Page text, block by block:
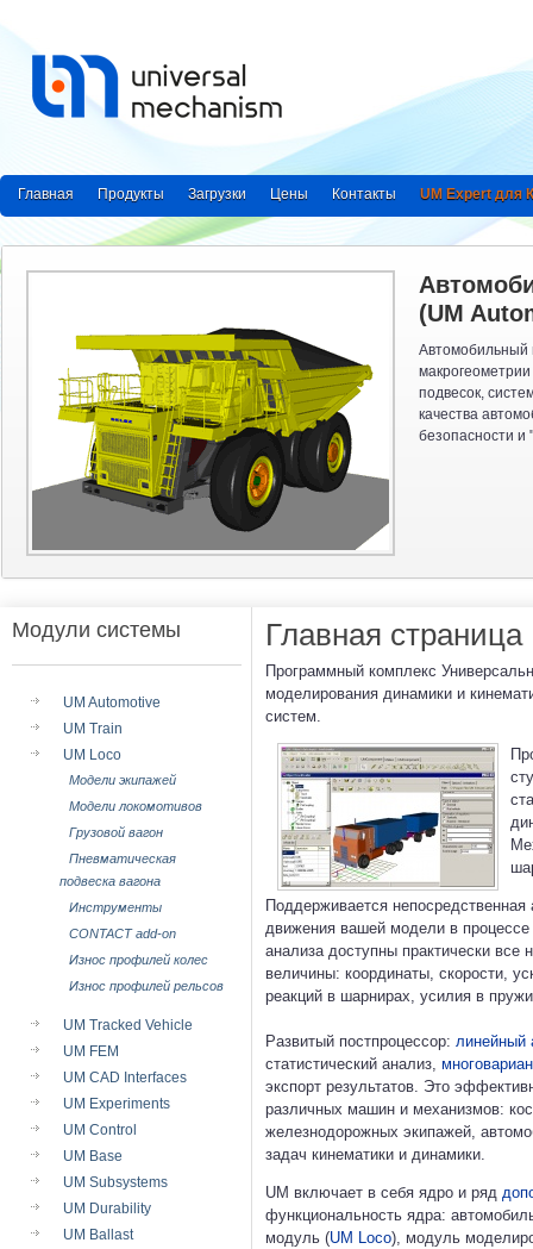
Главная Продукты Загрузки Цены Контакты UM Expert для
(UM
Автомобильный
подвесок,
качества
безопасности и
Модули системы
UM Automotive
UM Train
UM Loco
Модели экипажей
Модели локомотивов
Грузовой вагон
Пневматическая
подвеска вагона
Инструменты
CONTACT add-on
Износ профилей колес
Износ профилей рельсов
UM Tracked Vehicle
UM FEM
UM CAD Interfaces
UM Experiments
UM Control
UM Base
UM Subsystems
UM Durability
UM Ballast
Главная страница
Программный комплекс
моделирования динамики и
систем.
Поддерживается непосредственная
движения вашей модели в
анализа доступны практически все
величины: координаты, скорости,
реакций в шарнирах, усилия в
Развитый постпроцессор: линейный
статистический анализ,
экспорт результатов. Это
различных машин и механизмов:
железнодорожных экипажей,
задач кинематики и динамики.
UM включает в себя ядро и ряд
функциональность ядра:
модуль (UM Loco), модуль